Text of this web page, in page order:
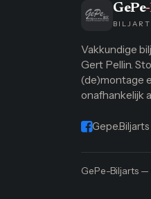
GePe
Vakkundige
Gert Pellin.
(de)montage
onafhankelijk
Gepe.Biljarts
GePe-Biljarts —